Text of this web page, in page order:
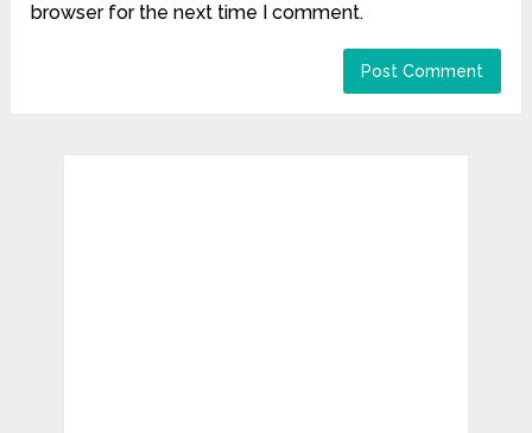
browser for the next time I comment.